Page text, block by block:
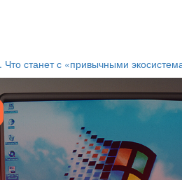
станет с «привычными